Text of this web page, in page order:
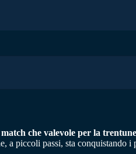
che valevole per la
a piccoli passi, sta conquistando